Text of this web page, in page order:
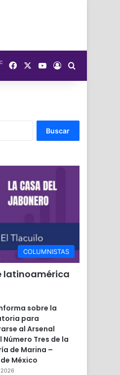
FacebookYouTube
Acceso
COLUMNISTAS
latinoamérica
sobre la
para
al Arsenal
Número Tres de la
de Marina –
México